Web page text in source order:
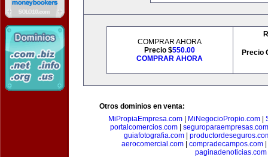
COMPRAR AHORA
Precio $550.00
COMPRAR AHORA
Precio
Otros dominios en venta:
MiPropiaEmpresa.com
MiNegocioPropio.com
portalcomercios.com| seguroparaempresas.com
guiafotografia.com
aerocomercial.com| compradecampos.com|
paginadenoticias.com